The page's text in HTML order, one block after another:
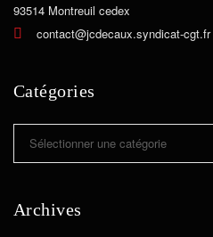
93514 Montreuil cedex
contact@jcdecaux.syndicat-cgt.fr
Catégories
Archives